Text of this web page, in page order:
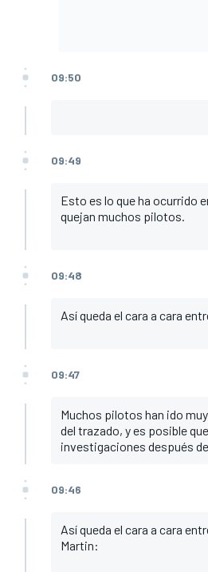
09:50
09:49
Esto es lo que ha ocurrido
quejan muchos pilotos.
09:48
Así queda el cara a cara
09:47
Muchos pilotos han ido
del trazado, y es posible
investigaciones después
09:46
Así queda el cara a cara
Martin: